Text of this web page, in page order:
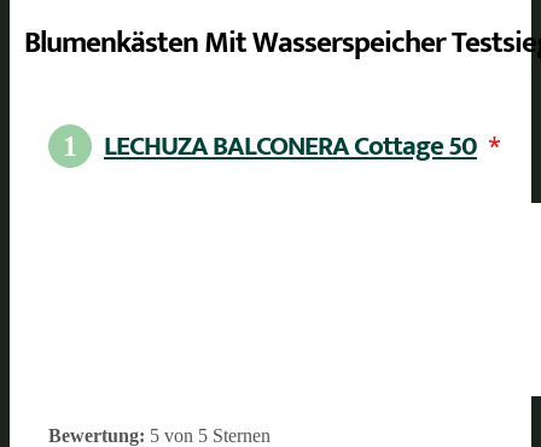
Blumenkästen Mit Wasserspeicher
1 LECHUZA BALCONERA Cottage 50 *
Bewertung: 5 von 5 Sternen